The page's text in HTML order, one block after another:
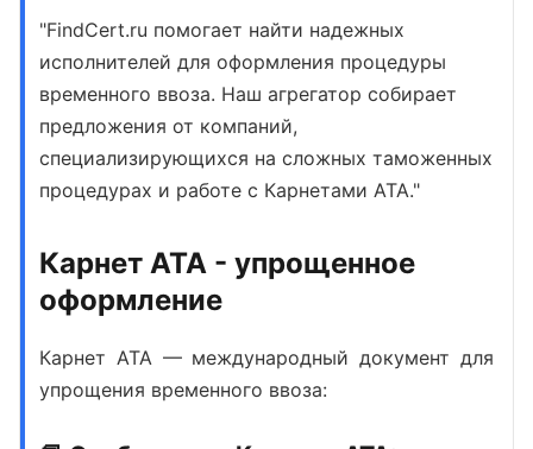
"FindCert.ru помогает найти надежных
исполнителей для оформления процедуры
временного ввоза. Наш агрегатор собирает
предложения от компаний,
специализирующихся на сложных таможенных
процедурах и работе с Карнетами АТА."
Карнет АТА - упрощенное
оформление
Карнет АТА— международный документ для
упрощения временного ввоза: